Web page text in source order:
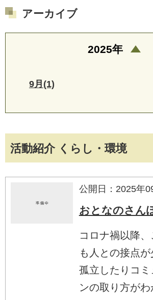
活動紹介 くらし・環境
公開日：2025年
おとなのさん
コロナ禍以降
も人との接点が
孤立したりコミ
ンの取り方が
アーカイブ
2025年
9月(1)